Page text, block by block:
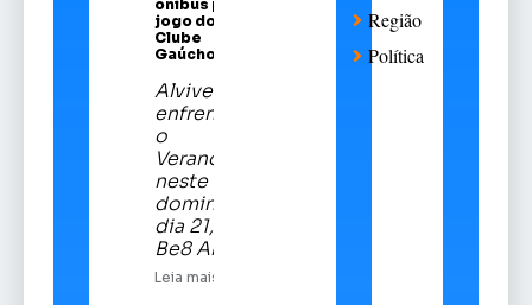
ônibus para
jogo do Sport
Clube
Gaúcho
Alviverde
enfrentará
o
Veranópolis
neste
domingo,
dia 21, na
Be8 Arena
Leia mais
Região
Política